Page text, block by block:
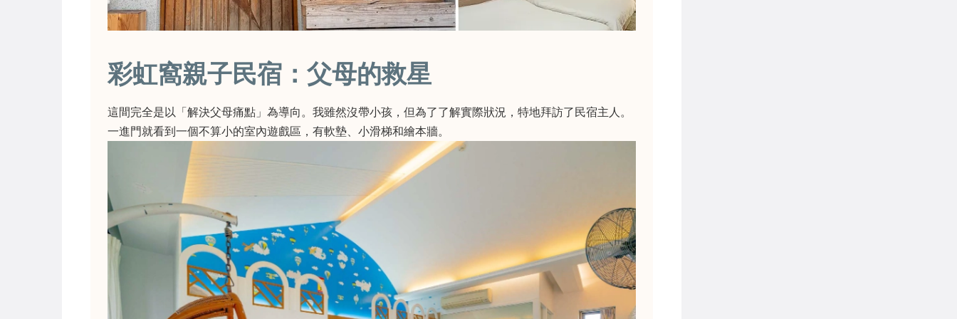
彩虹窩親子民宿：父母的救星
這間完全是以「解決父母痛點」為導向。我雖然沒帶小孩，但為了了解實際狀況，特地拜訪了民宿主人。
一進門就看到一個不算小的室內遊戲區，有軟墊、小滑梯和繪本牆。